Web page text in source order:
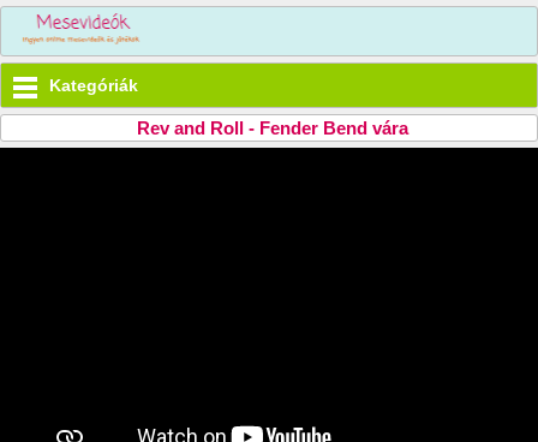
Kategóriák
Rev and Roll - Fender Bend vára